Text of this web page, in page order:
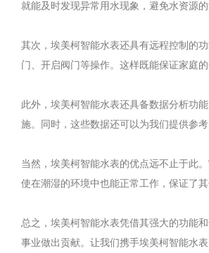
就能及时发现异常用水现象，避免水资源
其次，埃美柯智能水表还具有远程控制的
门、开启阀门等操作。这样既能保证家庭
此外，埃美柯智能水表还具备数据分析功
施。同时，这些数据还可以为我们提供参
当然，埃美柯智能水表的优点远不止于此
使在潮湿的环境中也能正常工作，保证了其
总之，埃美柯智能水表凭借其强大的功能
事业做出贡献。让我们携手埃美柯智能水